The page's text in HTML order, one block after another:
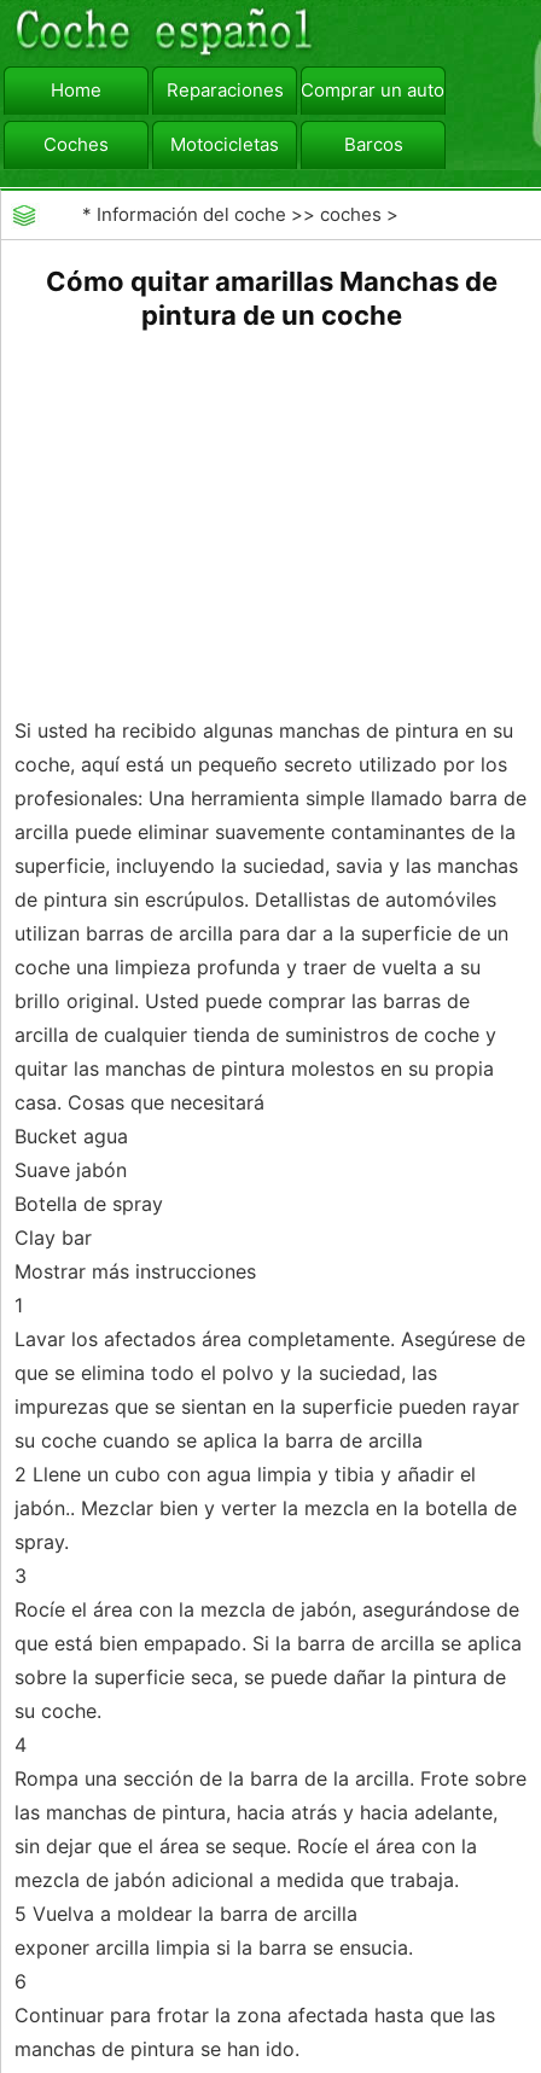
Home Reparaciones Comprar un automóvil
Coches Motocicletas Barcos
viajar Camiones
* Información del coche >>coches >
vehículo
Cómo quitar amarillas Manchas de
pintura de un coche
Si usted ha recibido algunas manchas de pintura en su
coche, aquí está un pequeño secreto utilizado por los
profesionales: Una herramienta simple llamado barra de
arcilla puede eliminar suavemente contaminantes de la
superficie, incluyendo la suciedad, savia y las manchas
de pintura sin escrúpulos. Detallistas de automóviles
utilizan barras de arcilla para dar a la superficie de un
coche una limpieza profunda y traer de vuelta a su
brillo original. Usted puede comprar las barras de
arcilla de cualquier tienda de suministros de coche y
quitar las manchas de pintura molestos en su propia
casa. Cosas que necesitará
Bucket agua
Suave jabón
Botella de spray
Clay bar
Mostrar más instrucciones
1
Lavar los afectados área completamente. Asegúrese de
que se elimina todo el polvo y la suciedad, las
impurezas que se sientan en la superficie pueden rayar
su coche cuando se aplica la barra de arcilla
2 Llene un cubo con agua limpia y tibia y añadir el
jabón.. Mezclar bien y verter la mezcla en la botella de
spray.
3
Rocíe el área con la mezcla de jabón, asegurándose de
que está bien empapado. Si la barra de arcilla se aplica
sobre la superficie seca, se puede dañar la pintura de
su coche.
4
Rompa una sección de la barra de la arcilla. Frote sobre
las manchas de pintura, hacia atrás y hacia adelante,
sin dejar que el área se seque. Rocíe el área con la
mezcla de jabón adicional a medida que trabaja.
5 Vuelva a moldear la barra de arcilla
exponer arcilla limpia si la barra se ensucia.
6
Continuar para frotar la zona afectada hasta que las
manchas de pintura se han ido.